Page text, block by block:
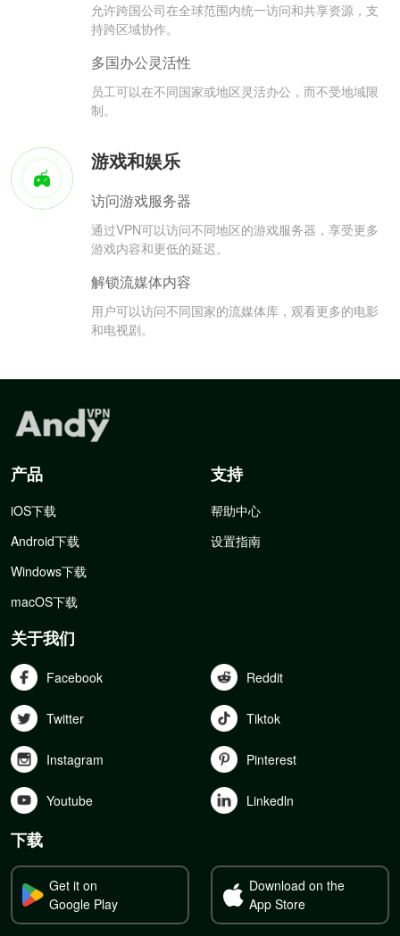
允许跨国公司在全球范围内统一访问和共享资源，支
持跨区域协作。
多国办公灵活性
员工可以在不同国家或地区灵活办公，而不受地域限
制。
游戏和娱乐
访问游戏服务器
通过VPN可以访问不同地区的游戏服务器，享受更多
游戏内容和更低的延迟。
解锁流媒体内容
用户可以访问不同国家的流媒体库，观看更多的电影
和电视剧。
产品
iOS下载
Android下载
Windows下载
macOS下载
支持
帮助中心
设置指南
关于我们
Facebook Reddit
Twitter Tiktok
Instagram Pinterest
Youtube Linkedln
下载
Get it on
Google Play
Download on the
App Store